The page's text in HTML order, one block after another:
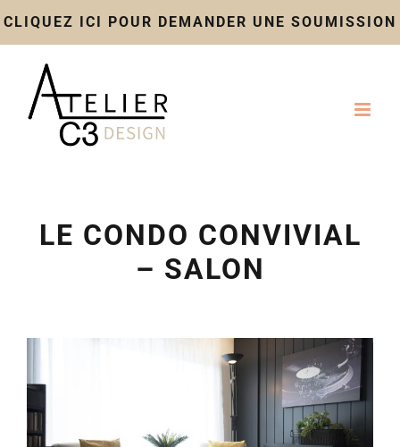
CLIQUEZ ICI POUR DEMANDER UNE SOUMISSION
Skip
to
LE CONDO CONVIVIAL
– SALON